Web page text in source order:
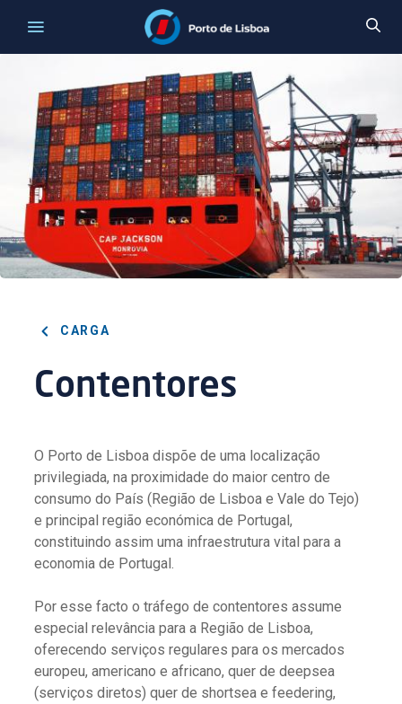
CARGA
Contentores
O Porto de Lisboa dispõe de uma localização
privilegiada, na proximidade do maior centro de
consumo do País (Região de Lisboa e Vale do Tejo)
e principal região económica de Portugal,
constituindo assim uma infraestrutura vital para a
economia de Portugal.
Por esse facto o tráfego de contentores assume
especial relevância para a Região de Lisboa,
oferecendo serviços regulares para os mercados
europeu, americano e africano, quer de deepsea
(serviços diretos) quer de shortsea e feedering,